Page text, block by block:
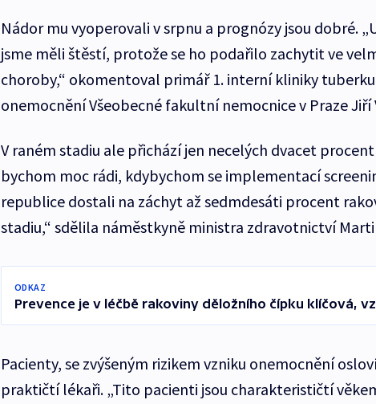
Nádor mu vyoperovali v srpnu a prognózy jsou dobré.
jsme měli štěstí, protože se ho podařilo zachytit ve
choroby,“ okomentoval primář 1. interní kliniky
onemocnění Všeobecné fakultní nemocnice v Praze Jiří
V raném stadiu ale přichází jen necelých dvacet
bychom moc rádi, kdybychom se implementací
republice dostali na záchyt až sedmdesáti procent
stadiu,“ sdělila náměstkyně ministra zdravotnictví
ODKAZ
Prevence je v léčbě rakoviny děložního čípku klíčová,
Pacienty, se zvýšeným rizikem vzniku onemocnění
praktičtí lékaři. „Tito pacienti jsou charakterističtí